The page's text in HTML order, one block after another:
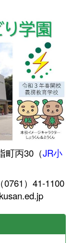
丙30（JR小
）41-1100